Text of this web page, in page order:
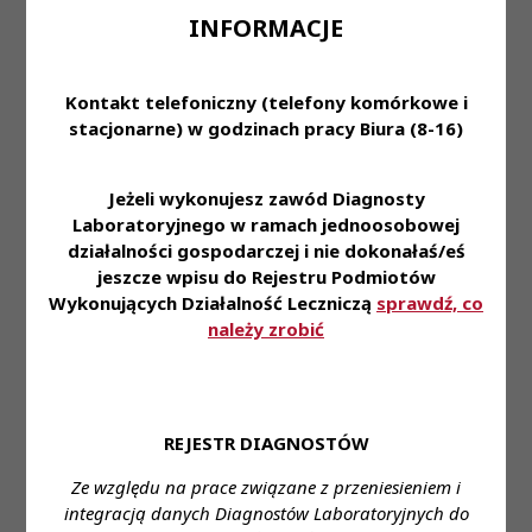
INFORMACJE
Kontakt telefoniczny (telefony komórkowe i
stacjonarne) w godzinach pracy Biura (8-16)
Jeżeli wykonujesz zawód Diagnosty
Laboratoryjnego w ramach jednoosobowej
działalności gospodarczej i nie dokonałaś/eś
jeszcze wpisu do Rejestru Podmiotów
Wykonujących Działalność Leczniczą sprawdź, co
należy zrobić
REJESTR DIAGNOSTÓW
Ze względu na prace związane z przeniesieniem i
integracją danych Diagnostów Laboratoryjnych do
diagnostycznego z
ewidencji laboratoriów
Kadencja IV
Posiedzenie
XXXV
Uchwała Nr 14/8-
P/IV/2015
PKRDL z dnia 16 kwietnia
2015r w sprawie wpisu
medycznego laboratorium
diagnostycznego do
Uchwały
PKRDL -
Kadencja IV
PKRDL -
Kadencja IV
-
Posiedzenie
IV
września 2017 roku
medycznego laboratorium
diagnostycznego z
Uchwały
Kadencja IV
Kadencja IV
Posiedzenie
XXXV